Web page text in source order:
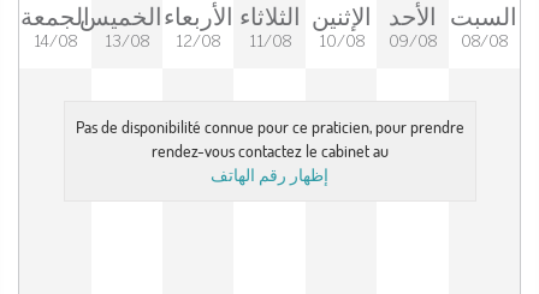
السبت
08/08
الأحد
09/08
الإثنين
10/08
الثلاثاء
11/08
الأربعاء
12/08
الخميس
13/08
الجمعة
14/08
Pas de disponibilité connue pour ce praticien, pour prendre
rendez-vous contactez le cabinet au
إظهار رقم الهاتف